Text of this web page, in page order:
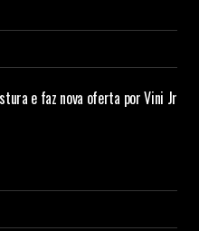
e faz nova oferta por Vini Jr